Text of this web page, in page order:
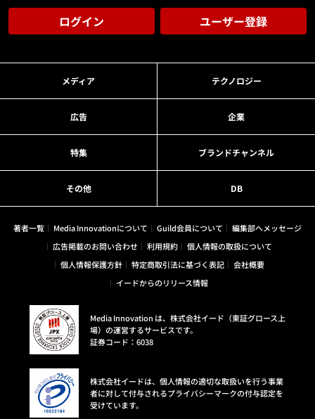
ログイン ユーザー登録
メディア テクノロジー
広告 企業
特集 ブランドチャンネル
その他 DB
著者一覧 Media Innovationについて Guild会員について
編集部へメッセージ
広告掲載のお問い合わせ
利用規約
個人情報の取扱について
個人情報保護方針
特定商取引法に基づく表記
会社概要
イードからのリリース情報
Media Innovation は、株式会社イード（東証グロース上
場）の運営するサービスです。
証券コード：6038
株式会社イードは、個人情報の適切な取扱いを行う事業
者に対して付与されるプライバシーマークの付与認定を
受けています。